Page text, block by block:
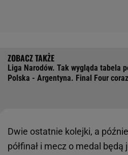
Liga Narodów. Tak wygląda tabela
Polska - Argentyna. Final Four
Dwie ostatnie kolejki, a
półfinał i mecz o medal